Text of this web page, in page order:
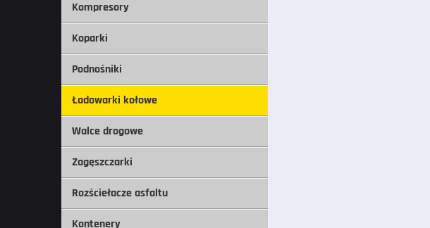
Kompresory
Koparki
Podnośniki
Ładowarki kołowe
Walce drogowe
Zagęszczarki
Rozściełacze asfaltu
Kontenery